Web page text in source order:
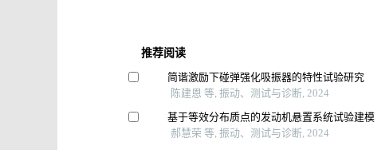
推荐阅读
简谐激励下碰弹强化吸振器的特性试验研究
陈建恩 等, 振动、测试与诊断, 2024
基于等效分布质点的发动机悬置系统试验建模
郝慧荣 等, 振动、测试与诊断, 2024